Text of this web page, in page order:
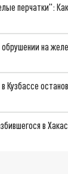
перчатки":
на
Кузбассе
в